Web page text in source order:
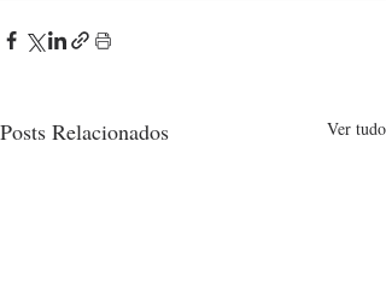
Posts Relacionados Ver tudo